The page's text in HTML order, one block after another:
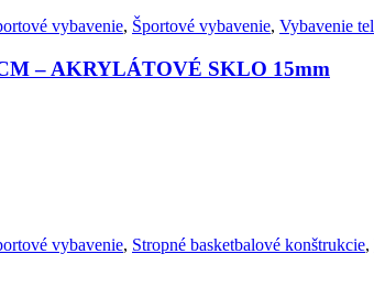
vybavenie, Športové vybavenie, Vybavenie
– AKRYLÁTOVÉ SKLO 15mm
vybavenie, Stropné basketbalové konštrukcie,